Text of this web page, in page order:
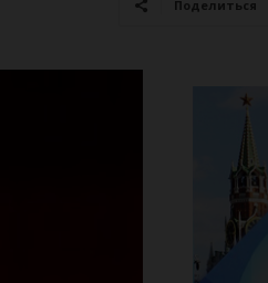
Поделиться